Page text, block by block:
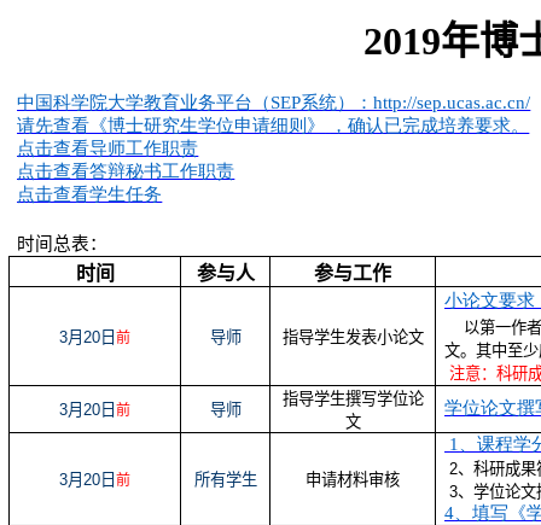
2019年博
中国科学院大学教育业务平台（SEP系统）：http://sep.ucas.ac.cn/
请先查看《博士研究生学位申请细则》
，确认已完成培养要求。
点击查看导师工作职责
点击查看答辩秘书工作职责
点击查看学生任务
时间总表：
时间 参与人 参与工作
3月 20 日 前 导师 指导学生发表小论文
小论文要求
以第一作
文。其中至
注意：科研
3月 20 日 前 导师
指导学生撰写学位论
文
学位论文撰
3月 20 日 前 所有学生 申请材料审核
1 、课程学
2、科研成
3、学位论
4 、填写《